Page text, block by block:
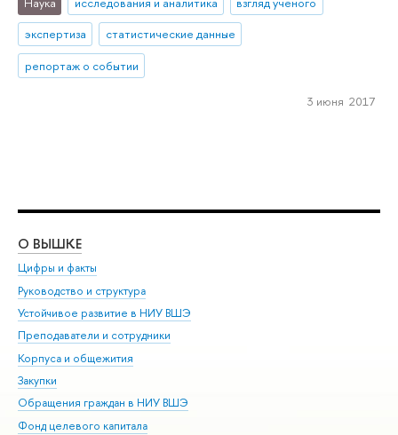
экспертиза
статистические данные
репортаж о событии
3 июня 2017
О ВЫШКЕ
Цифры и факты
Руководство и структура
Устойчивое развитие в НИУ ВШЭ
Преподаватели и сотрудники
Корпуса и общежития
Закупки
Обращения граждан в НИУ ВШЭ
Фонд целевого капитала